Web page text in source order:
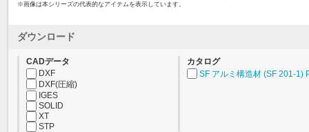
※画像は本シリーズの代表的なアイテムを表示しています。
ダウンロード
CADデータ
DXF
DXF(圧縮)
IGES
SOLID
XT
STP
カタログ
SF アルミ構造材 (SF 201-1)